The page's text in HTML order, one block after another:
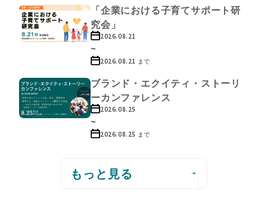
「企業における子育てサポート研
究会」
2026.08.21
~
2026.08.21 まで
ブランド・エクイティ・ストーリ
ーカンファレンス
2026.08.25
~
2026.08.25 まで
もっと見る